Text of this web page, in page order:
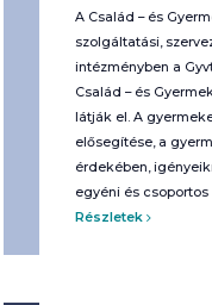
A Család – és
szolgáltatási,
intézményben a
Család – és
látják el. A
elősegítése, a
érdekében,
egyéni és
Részletek